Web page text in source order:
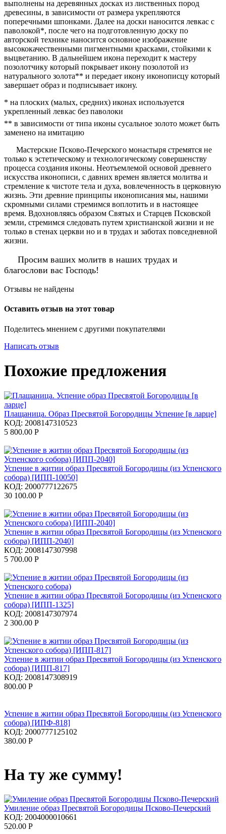
выполнены на деревянных досках из лиственных пород
древесины, в зависимости от размера укрепляются
поперечными шпонками. Далее на доски наносится левкас с
паволокой*, после чего на подготовленную доску по
авторской технике наносится основное изображение
высококачественными пигментными красками, стойкими к
выцветанию. В дальнейшем икона переходит к мастеру
позолотчику который покрывает икону позолотой из
натурального золота** и передает икону иконописцу который
завершает образ и подписывает икону.
* на плоских (малых, средних) иконах используется
укрепленный левкас без паволоки
** в зависимости от типа иконы сусальное золото может быть
заменено на имитацию
Мастерские Псково-Печерского монастыря стремятся не
только к эстетическому и технологическому совершенству
процесса создания иконы. Неотъемлемой основой древнего
искусства иконописи, с давних времен является молитва и
стремление к чистоте тела и духа, вовлеченность в церковную
жизнь. Эти древние принципы иконописания мы, нашими
скромными силами стремимся воплотить и в настоящее
время. Вдохновляясь образом Святых и Старцев Псковской
земли, стремимся следовать путем христианской жизни и не
только в стенах церкви но и в трудах и заботах повседневной
жизни.
Просим ваших молитв в наших трудах и
благослови вас Господь!
Отзывы не найдены
Оставить отзыв на этот товар
Поделитесь мнением с другими покупателями
Написать отзыв
Похожие предложения
Плащаница. Образ Пресвятой Богородицы Успение [в ларце]
КОД: 2008147310523
5 800.00 Р
Успение в житии образ Пресвятой Богородицы (из Успенского
собора) [ИПП-10050]
КОД: 2000777122675
30 100.00 Р
Успение в житии образ Пресвятой Богородицы (из Успенского
собора) [ИПП-2040]
КОД: 2008147307998
5 700.00 Р
Успение в житии образ Пресвятой Богородицы (из Успенского
собора) [ИПП-1325]
КОД: 2008147307974
2 300.00 Р
Успение в житии образ Пресвятой Богородицы (из Успенского
собора) [ИПП-817]
КОД: 2008147308919
800.00 Р
Успение в житии образ Пресвятой Богородицы (из Успенского
собора) [ИПФ-818]
КОД: 2000777125102
380.00 Р
На ту же сумму!
Умиление образ Пресвятой Богородицы Псково-Печерский
КОД: 2004000010661
520.00 Р